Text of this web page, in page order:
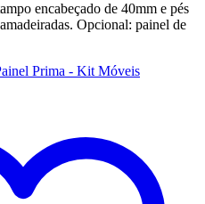
encabeçado de 40mm e pés
Opcional: painel de